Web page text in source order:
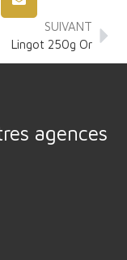
SUIVANT
Lingot 250g Or
agences